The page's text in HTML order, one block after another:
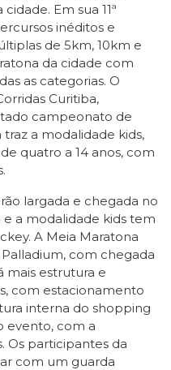
Em sua 11ª
inéditos e
de 5km, 10km e
da cidade com
as categorias. O
Curitiba,
campeonato de
a modalidade kids,
quatro a 14 anos, com
largada e chegada no
e a modalidade kids tem
A Meia Maratona
com chegada
mais estrutura e
com estacionamento
interna do shopping
evento, com a
Os participantes da
com um guarda